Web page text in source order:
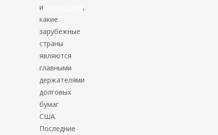
и
,
какие
зарубежные
страны
являются
главными
держателями
долговых
бумаг
США.
Последние